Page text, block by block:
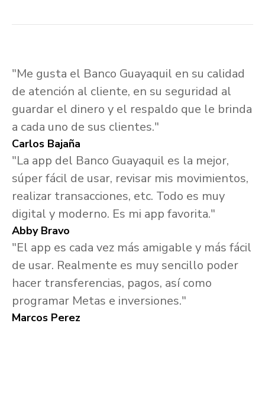
"Me gusta el Banco Guayaquil en su calidad
de atención al cliente, en su seguridad al
guardar el dinero y el respaldo que le brinda
a cada uno de sus clientes."
Carlos Bajaña
"La app del Banco Guayaquil es la mejor,
súper fácil de usar, revisar mis movimientos,
realizar transacciones, etc. Todo es muy
digital y moderno. Es mi app favorita."
Abby Bravo
"El app es cada vez más amigable y más fácil
de usar. Realmente es muy sencillo poder
hacer transferencias, pagos, así como
programar Metas e inversiones."
Marcos Perez